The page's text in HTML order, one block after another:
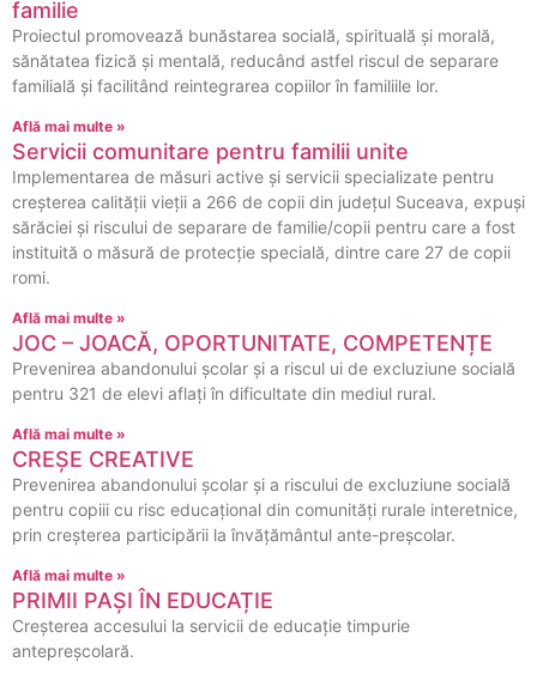
familie
Proiectul promovează bunăstarea socială, spirituală și morală,
sănătatea fizică și mentală, reducând astfel riscul de separare
familială și facilitând reintegrarea copiilor în familiile lor.
Află mai multe »
Servicii comunitare pentru familii unite
Implementarea de măsuri active și servicii specializate pentru
creșterea calității vieții a 266 de copii din județul Suceava, expuși
sărăciei și riscului de separare de familie/copii pentru care a fost
instituită o măsură de protecție specială, dintre care 27 de copii
romi.
Află mai multe »
JOC – JOACĂ, OPORTUNITATE, COMPETENȚE
Prevenirea abandonului școlar și a riscul ui de excluziune socială
pentru 321 de elevi aflați în dificultate din mediul rural.
Află mai multe »
CREȘE CREATIVE
Prevenirea abandonului școlar și a riscului de excluziune socială
pentru copiii cu risc educațional din comunități rurale interetnice,
prin creșterea participării la învățământul ante-preșcolar.
Află mai multe »
PRIMII PAȘI ÎN EDUCAȚIE
Creșterea accesului la servicii de educație timpurie
antepreșcolară.